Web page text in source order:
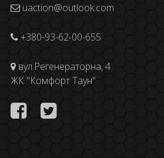
uaction@outlook.com
+380-93-62-00-655
вул.Регенераторна, 4
ЖК "Комфорт Таун"